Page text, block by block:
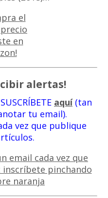
alertas!
aquí(tan
tu email).
vez que publique